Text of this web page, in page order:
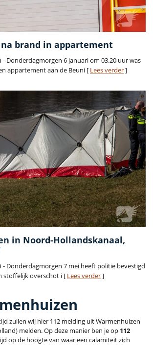
na brand in appartement
- Donderdagmorgen 6 januari om 03.20 uur was
appartement aan de Beuni [ Lees verder]
in Noord-Hollandskanaal,
- Donderdagmorgen 7 mei heeft politie bevestigd
stoffelijk overschot i [ Lees verder]
zullen wij hier 112 melding uit Warmenhuizen
melden. Op deze manier ben je op 112
op de hoogte van waar een calamiteit zich